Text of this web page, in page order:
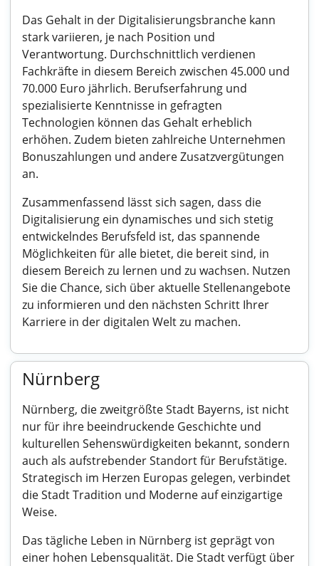
Das Gehalt in der Digitalisierungsbranche kann
stark variieren, je nach Position und
Verantwortung. Durchschnittlich verdienen
Fachkräfte in diesem Bereich zwischen 45.000 und
70.000 Euro jährlich. Berufserfahrung und
spezialisierte Kenntnisse in gefragten
Technologien können das Gehalt erheblich
erhöhen. Zudem bieten zahlreiche Unternehmen
Bonuszahlungen und andere Zusatzvergütungen
an.
Zusammenfassend lässt sich sagen, dass die
Digitalisierung ein dynamisches und sich stetig
entwickelndes Berufsfeld ist, das spannende
Möglichkeiten für alle bietet, die bereit sind, in
diesem Bereich zu lernen und zu wachsen. Nutzen
Sie die Chance, sich über aktuelle Stellenangebote
zu informieren und den nächsten Schritt Ihrer
Karriere in der digitalen Welt zu machen.
Nürnberg
Nürnberg, die zweitgrößte Stadt Bayerns, ist nicht
nur für ihre beeindruckende Geschichte und
kulturellen Sehenswürdigkeiten bekannt, sondern
auch als aufstrebender Standort für Berufstätige.
Strategisch im Herzen Europas gelegen, verbindet
die Stadt Tradition und Moderne auf einzigartige
Weise.
Das tägliche Leben in Nürnberg ist geprägt von
einer hohen Lebensqualität. Die Stadt verfügt über